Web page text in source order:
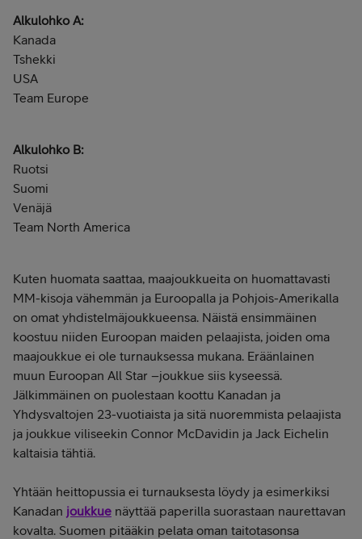
Alkulohko A:
Kanada
Tshekki
USA
Team Europe
Alkulohko B:
Ruotsi
Suomi
Venäjä
Team North America
Kuten huomata saattaa, maajoukkueita on huomattavasti
MM-kisoja vähemmän ja Euroopalla ja Pohjois-Amerikalla
on omat yhdistelmäjoukkueensa. Näistä ensimmäinen
koostuu niiden Euroopan maiden pelaajista, joiden oma
maajoukkue ei ole turnauksessa mukana. Eräänlainen
muun Euroopan All Star –joukkue siis kyseessä.
Jälkimmäinen on puolestaan koottu Kanadan ja
Yhdysvaltojen 23-vuotiaista ja sitä nuoremmista pelaajista
ja joukkue viliseekin Connor McDavidin ja Jack Eichelin
kaltaisia tähtiä.
Yhtään heittopussia ei turnauksesta löydy ja esimerkiksi
Kanadan joukkue näyttää paperilla suorastaan naurettavan
kovalta. Suomen pitääkin pelata oman taitotasonsa